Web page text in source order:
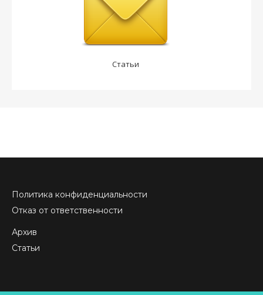
Статьи
Политика конфиденциальности
Отказ от ответственности
Архив
Статьи